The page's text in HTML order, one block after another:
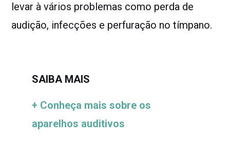
levar à vários problemas como perda de
audição, infecções e perfuração no tímpano.
SAIBA MAIS
+ Conheça mais sobre os
aparelhos auditivos